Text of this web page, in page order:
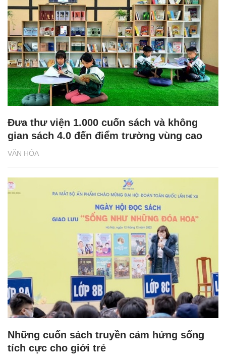
VĂN HÓA
Đưa thư viện 1.000 cuốn sách và không
gian sách 4.0 đến điểm trường vùng cao
Những cuốn sách truyền cảm hứng sống
tích cực cho giới trẻ